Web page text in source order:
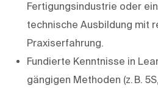
Fertigungsindustrie oder
technische Ausbildung mit
Praxiserfahrung.
Fundierte Kenntnisse in
gängigen Methoden (z. B.